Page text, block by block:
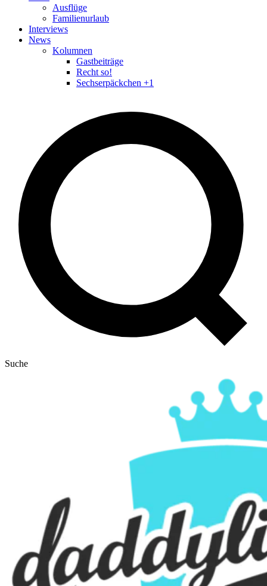
Ausflüge
Familienurlaub
Interviews
News
Kolumnen
Gastbeiträge
Recht so!
Sechserpäckchen +1
Suche